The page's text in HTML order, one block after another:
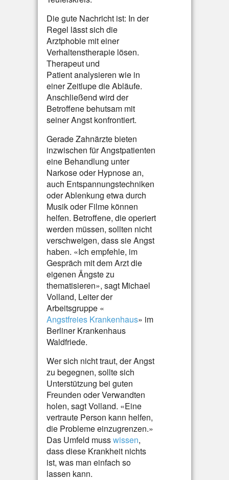
Die gute Nachricht ist: In der
Regel lässt sich die
Arztphobie mit einer
Verhaltenstherapie lösen.
Therapeut und
Patient analysieren wie in
einer Zeitlupe die Abläufe.
Anschließend wird der
Betroffene behutsam mit
seiner Angst konfrontiert.
Gerade Zahnärzte bieten
inzwischen für Angstpatienten
eine Behandlung unter
Narkose oder Hypnose an,
auch Entspannungstechniken
oder Ablenkung etwa durch
Musik oder Filme können
helfen. Betroffene, die operiert
werden müssen, sollten nicht
verschweigen, dass sie Angst
haben. «Ich empfehle, im
Gespräch mit dem Arzt die
eigenen Ängste zu
thematisieren», sagt Michael
Volland, Leiter der
Arbeitsgruppe «
Angstfreies Krankenhaus» im
Berliner Krankenhaus
Waldfriede.
Wer sich nicht traut, der Angst
zu begegnen, sollte sich
Unterstützung bei guten
Freunden oder Verwandten
holen, sagt Volland. «Eine
vertraute Person kann helfen,
die Probleme einzugrenzen.»
Das Umfeld musswissen,
dass diese Krankheit nichts
ist, was man einfach so
lassen kann.